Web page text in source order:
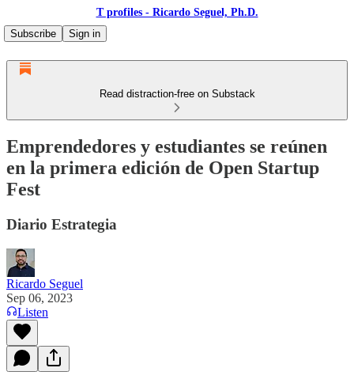
T profiles - Ricardo Seguel, Ph.D.
Subscribe
Sign in
Read distraction-free on Substack
Emprendedores y estudiantes se reúnen
en la primera edición de Open Startup
Fest
Diario Estrategia
Ricardo Seguel
Sep 06, 2023
Listen